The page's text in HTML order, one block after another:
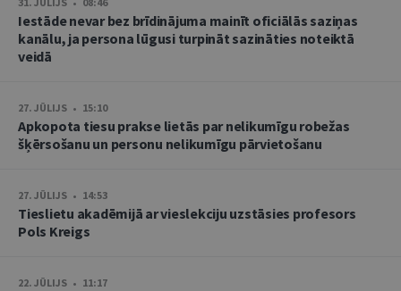
Iestāde nevar bez brīdinājuma mainīt oficiālās saziņas
kanālu, ja persona lūgusi turpināt sazināties noteiktā
veidā
27. JŪLIJS • 15:10
Apkopota tiesu prakse lietās par nelikumīgu robežas
šķērsošanu un personu nelikumīgu pārvietošanu
27. JŪLIJS • 14:53
Tieslietu akadēmijā ar vieslekciju uzstāsies profesors
Pols Kreigs
22. JŪLIJS • 11:17